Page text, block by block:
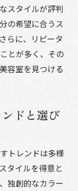
スタイルが評判
の希望に合うス
らに、リピータ
とが多く、その
容室を見つける
ドと選び
トレンドは多様
タイルを得意と
独創的なカラー